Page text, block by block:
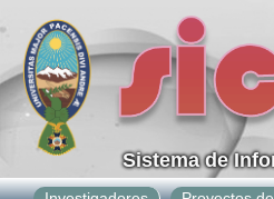
Sistema de